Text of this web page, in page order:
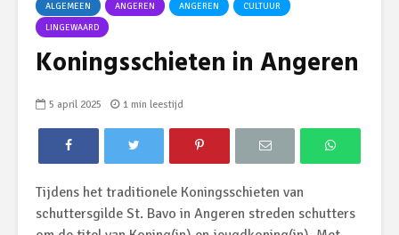
ALGEMEEN ANGEREN ANGEREN
CULTUUR
LINGEWAARD
Koningsschieten in Angeren
5 april 2025 1 min leestijd
Tijdens het traditionele Koningsschieten van
schuttersgilde St. Bavo in Angeren streden schutters